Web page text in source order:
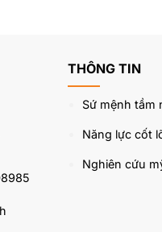
THÔNG TIN
Sứ mệnh tầm
Năng lực cốt
Nghiên cứu